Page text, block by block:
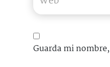
Guarda mi